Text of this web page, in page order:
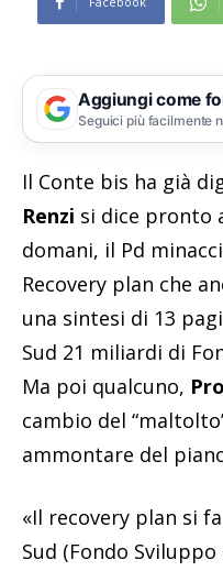
Aggiungi come
Seguici più facilmente
Il Conte bis ha già
Renzi si dice pronto
domani, il Pd
Recovery plan che
una sintesi di 13
Sud 21 miliardi di
Ma poi qualcuno,
cambio del
ammontare del
«Il recovery plan si
Sud (Fondo